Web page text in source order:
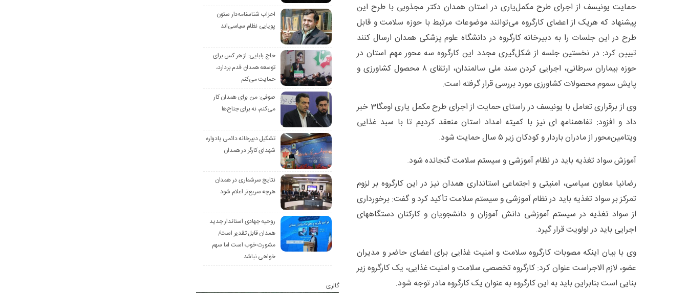
حمایت یونیسف از اجرای طرح مکمل‌یاری در استان همدان دکتر مجذوبی با طرح این
پیشنهاد که هریک از اعضای کارگروه می‌توانند موضوعات مرتبط با حوزه سلامت و قابل
طرح در این جلسات را به دبیرخانه کارگروه در دانشگاه علوم پزشکی همدان ارسال کنند
تبیین کرد: در نخستین جلسه از شکل‌گیری مجدد این کارگروه سه محور مهم استان در
حوزه بیماران سرطانی، اجرایی کردن سند ملی سالمندان، ارتقای ۸ محصول کشاورزی و
پایش سموم محصولات کشاورزی مورد بررسی قرار گرفته است.
وی از برقراری تعامل با یونیسف در راستای حمایت از اجرای طرح مکمل یاری اومگا3 خبر
داد و افزود: تفاهمنامه‍ ای نیز با کمیته امداد استان منعقد کردیم تا با سبد غذایی
ویتامین‌محور از مادران باردار و کودکان زیر ۵ سال حمایت شود.
آموزش سواد تغذیه باید در نظام آموزشی و سیستم سلامت گنجانده شود.
رضانیا معاون سیاسی، امنیتی و اجتماعی استانداری همدان نیز در این کارگروه بر لزوم
تمرکز بر سواد تغذیه باید در نظام آموزشی و سیستم سلامت تأکید کرد و گفت: برخورداری
از سواد تغذیه در سیستم آموزشی دانش آموزان و دانشجویان و کارکنان دستگاههای
اجرایی باید در اولویت قرار گیرد.
وی با بیان اینکه مصوبات کارگروه سلامت و امنیت غذایی برای اعضای حاضر و مدیران
عضو، لازم الاجراست عنوان کرد: کارگروه تخصصی سلامت و امنیت غذایی، یک کارگروه زیر
بنایی است بنابراین باید به این کارگروه به عنوان یک کارگروه مادر توجه شود.
احزاب شناسنامه‌دار ستون
پویایی نظام سیاسی‌اند
حاج بابایی: از هر کس برای
توسعه همدان قدم بردارد،
حمایت می‌کنم
صوفی: من برای همدان کار
می‌کنم، نه برای جناح‌ها
تشکیل دبیرخانه دائمی یادواره
شهدای کارگر در همدان
نتایج سرشماری در همدان
هرچه سریع‌تر اعلام شود
روحیه جهادی استاندار جدید
همدان قابل تقدیر است/
مشورت خوب است اما سهم
خواهی نباشد
گالری